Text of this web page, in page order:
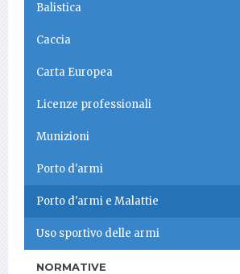
Balistica
Caccia
Carta Europea
Licenze professionali
Munizioni
Porto d'armi
Porto d'armi e Malattie
Uso sportivo delle armi
NORMATIVE